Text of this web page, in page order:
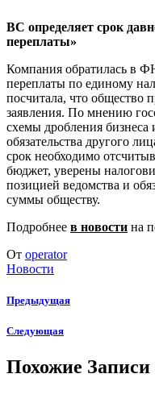
ВС определяет срок
переплаты»
Компания обратилась в
переплаты по единому
посчитала, что общество
заявления. По мнению
схемы дробления
обязательства другого
срок необходимо
бюджет, уверены
позицией ведомства и
суммы обществу.
Подробнее в новости на
От operator
Новости
Предыдущая
Следующая
Похожие Записи